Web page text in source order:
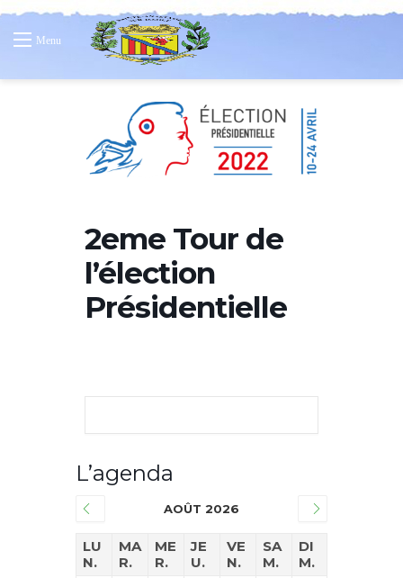
Menu
2eme Tour de
l’élection
Présidentielle
L’agenda
AOÛT 2026
LU
N.
MA
R.
ME
R.
JE
U.
VE
N.
SA
M.
DI
M.